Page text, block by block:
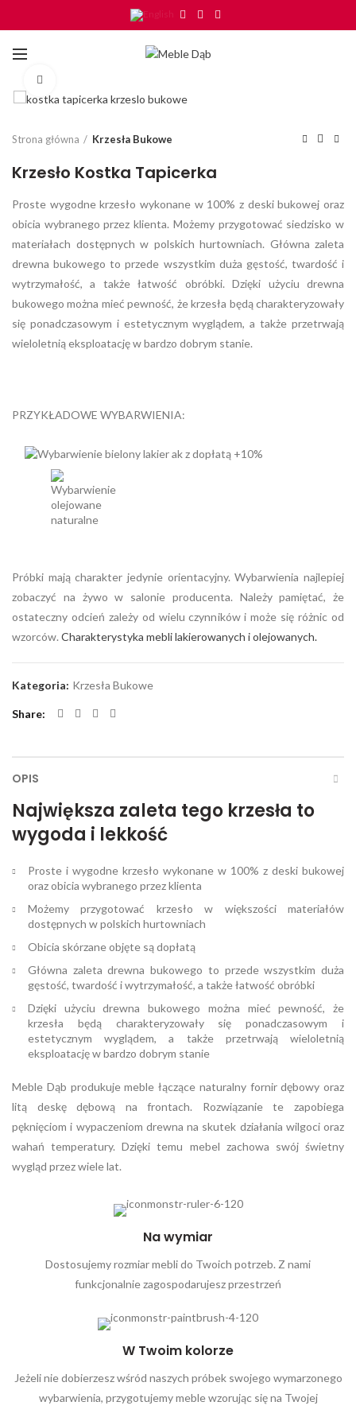
Strona główna Krzesła Bukowe
Krzesło Kostka Tapicerka
Proste wygodne krzesło wykonane w 100% z deski bukowej oraz
obicia wybranego przez klienta. Możemy przygotować siedzisko w
materiałach dostępnych w polskich hurtowniach. Główna zaleta
drewna bukowego to przede wszystkim duża gęstość, twardość i
wytrzymałość, a także łatwość obróbki. Dzięki użyciu drewna
bukowego można mieć pewność, że krzesła będą charakteryzowały
się ponadczasowym i estetycznym wyglądem, a także przetrwają
wieloletnią eksploatację w bardzo dobrym stanie.
PRZYKŁADOWE WYBARWIENIA:
Próbki mają charakter jedynie orientacyjny. Wybarwienia najlepiej
zobaczyć na żywo w salonie producenta. Należy pamiętać, że
ostateczny odcień zależy od wielu czynników i może się różnic od
wzorców.Charakterystyka mebli lakierowanych i olejowanych.
Kategoria: Krzesła Bukowe
Share
OPIS
Największa zaleta tego krzesła to
wygoda i lekkość
Proste i wygodne krzesło wykonane w 100% z deski bukowej
oraz obicia wybranego przez klienta
Możemy przygotować krzesło w większości materiałów
dostępnych w polskich hurtowniach
Obicia skórzane objęte są dopłatą
Główna zaleta drewna bukowego to przede wszystkim duża
gęstość, twardość i wytrzymałość, a także łatwość obróbki
Dzięki użyciu drewna bukowego można mieć pewność, że
krzesła będą charakteryzowały się ponadczasowym i
estetycznym wyglądem, a także przetrwają wieloletnią
eksploatację w bardzo dobrym stanie
Meble Dąb produkuje meble łączące naturalny fornir dębowy oraz
litą deskę dębową na frontach. Rozwiązanie te zapobiega
pęknięciom i wypaczeniom drewna na skutek działania wilgoci oraz
wahań temperatury. Dzięki temu mebel zachowa swój świetny
wygląd przez wiele lat.
Na wymiar
Dostosujemy rozmiar mebli do Twoich potrzeb. Z nami
funkcjonalnie zagospodarujesz przestrzeń
W Twoim kolorze
Jeżeli nie dobierzesz wśród naszych próbek swojego wymarzonego
wybarwienia, przygotujemy meble wzorując się na Twojej